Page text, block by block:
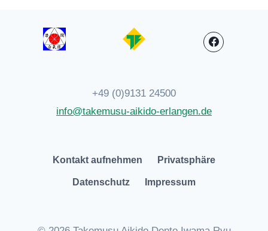
+49 (0)9131 24500
info@takemusu-aikido-erlangen.de
Kontakt aufnehmen Privatsphäre
Datenschutz Impressum